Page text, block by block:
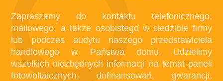
Zapraszamy do kontaktu telefonicznego,
mailowego, a także osobistego w siedzibie firmy
lub podczas audytu naszego przedstawiciela
handlowego w Państwa domu. Udzielimy
wszelkich niezbędnych informacji na temat paneli
fotowoltaicznych, dofinansowań, gwarancji,